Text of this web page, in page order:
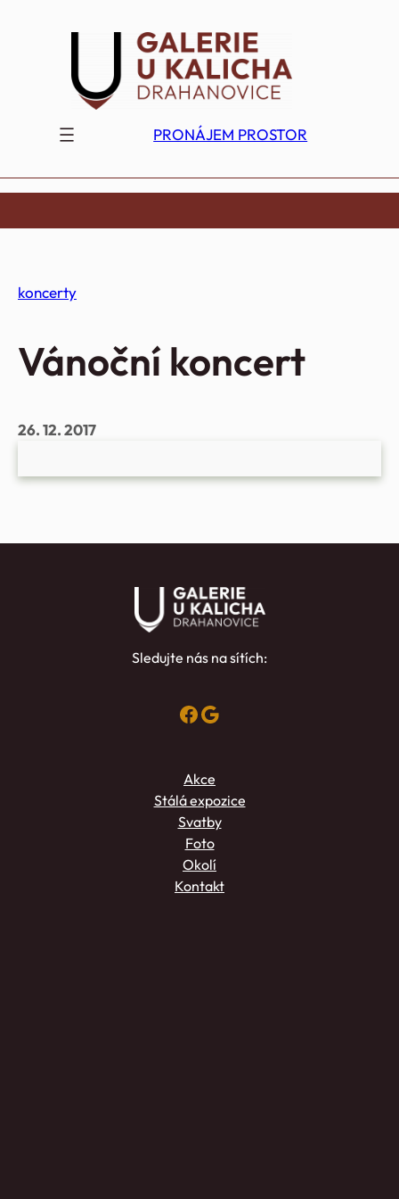
PRONÁJEM PROSTOR
koncerty
Vánoční koncert
26. 12. 2017
Sledujte nás na sítích:
Facebook Google
Akce
Stálá expozice
Svatby
Foto
Okolí
Kontakt